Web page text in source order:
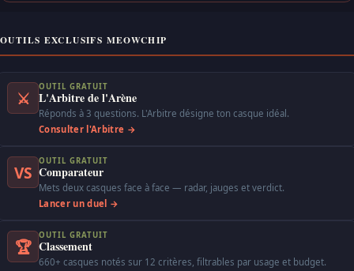
OUTILS EXCLUSIFS MEOWCHIP
⚔
OUTIL GRATUIT
L'Arbitre de l'Arène
Réponds à 3 questions. L'Arbitre désigne ton casque idéal.
Consulter l'Arbitre →
VS
OUTIL GRATUIT
Comparateur
Mets deux casques face à face — radar, jauges et verdict.
Lancer un duel →
🏆
OUTIL GRATUIT
Classement
660+ casques notés sur 12 critères, filtrables par usage et budget.